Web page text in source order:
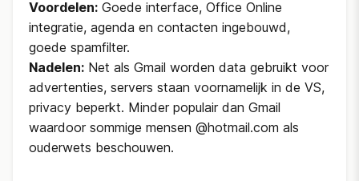
Voordelen: Goede interface, Office Online
integratie, agenda en contacten ingebouwd,
goede spamfilter.
Nadelen: Net als Gmail worden data gebruikt voor
advertenties, servers staan voornamelijk in de VS,
privacy beperkt. Minder populair dan Gmail
waardoor sommige mensen @hotmail.com als
ouderwets beschouwen.